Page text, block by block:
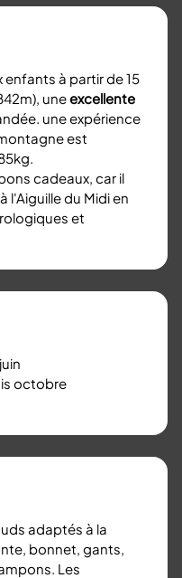
à partir de 15
uneexcellente
une expérience
est
cadeaux, car il
l'Aiguille du Midi en
et
octobre
adaptés à la
bonnet, gants,
Les